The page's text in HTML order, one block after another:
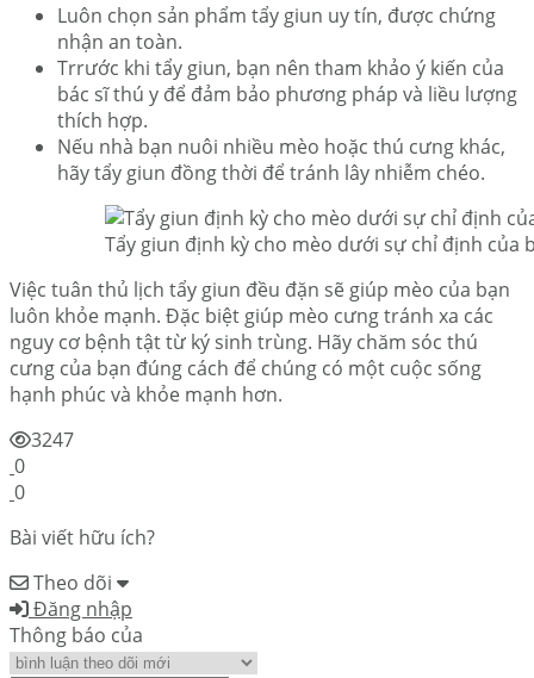
Luôn chọn sản phẩm tẩy giun uy tín, được chứng
nhận an toàn.
Trrước khi tẩy giun, bạn nên tham khảo ý kiến của
bác sĩ thú y để đảm bảo phương pháp và liều lượng
thích hợp.
Nếu nhà bạn nuôi nhiều mèo hoặc thú cưng khác,
hãy tẩy giun đồng thời để tránh lây nhiễm chéo.
Tẩy giun định kỳ cho mèo dưới sự chỉ định của
Việc tuân thủ lịch tẩy giun đều đặn sẽ giúp mèo của bạn
luôn khỏe mạnh. Đặc biệt giúp mèo cưng tránh xa các
nguy cơ bệnh tật từ ký sinh trùng. Hãy chăm sóc thú
cưng của bạn đúng cách để chúng có một cuộc sống
hạnh phúc và khỏe mạnh hơn.
3247
0
0
Bài viết hữu ích?
Theo dõi
Đăng nhập
Thông báo của